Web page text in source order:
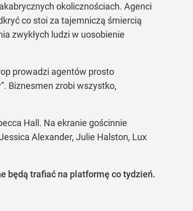
okolicznościach. Agenci
co stoi za tajemniczą śmiercią
zwykłych ludzi w uosobienie
prowadzi agentów prosto
Biznesmen zrobi wszystko,
Hall. Na ekranie gościnnie
Alexander, Julie Halston, Lux
będą trafiać na platformę co tydzień.